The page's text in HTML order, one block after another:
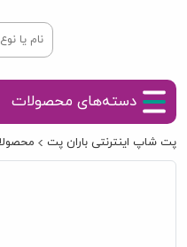
دسته‌های محصولات
پت شاپ اینترنتی باران پت